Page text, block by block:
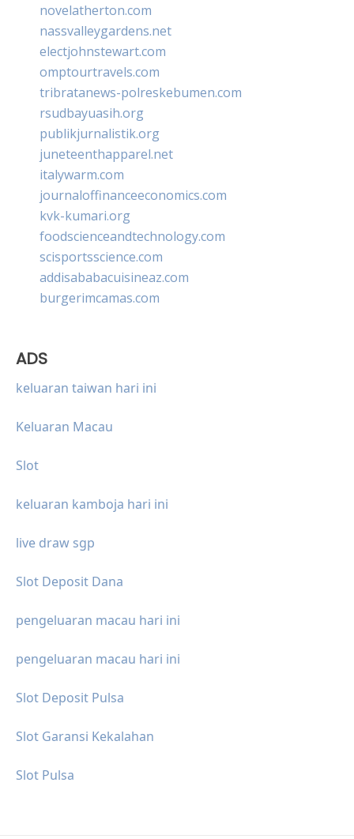
novelatherton.com
nassvalleygardens.net
electjohnstewart.com
omptourtravels.com
tribratanews-polreskebumen.com
rsudbayuasih.org
publikjurnalistik.org
juneteenthapparel.net
italywarm.com
journaloffinanceeconomics.com
kvk-kumari.org
foodscienceandtechnology.com
scisportsscience.com
addisababacuisineaz.com
burgerimcamas.com
ADS
keluaran taiwan hari ini
Keluaran Macau
Slot
keluaran kamboja hari ini
live draw sgp
Slot Deposit Dana
pengeluaran macau hari ini
pengeluaran macau hari ini
Slot Deposit Pulsa
Slot Garansi Kekalahan
Slot Pulsa